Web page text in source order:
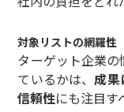
対象リストの網羅性
ターゲット企業
ているかは、 成
信頼性にも注目す